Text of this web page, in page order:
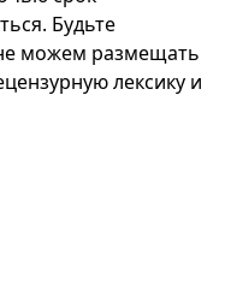
Будьте
можем размещать
лексику и